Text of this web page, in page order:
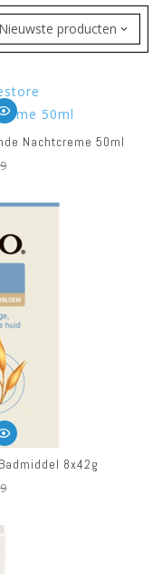
Nachtcreme 50ml
8x42g